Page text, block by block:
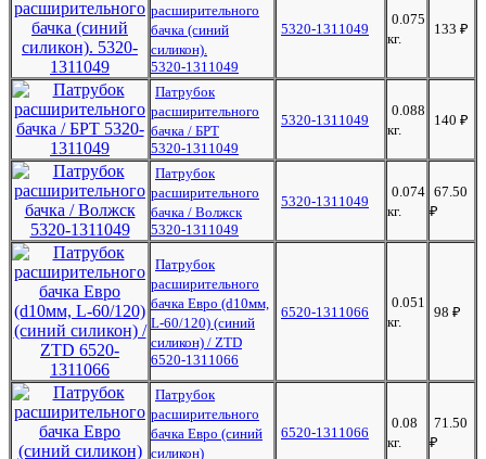
расширительного
бачка (синий
силикон).
5320-1311049
5320-1311049
0.075
кг.
133 ₽
Патрубок
расширительного
бачка / БРТ
5320-1311049
5320-1311049
0.088
кг.
140 ₽
Патрубок
расширительного
бачка / Волжск
5320-1311049
5320-1311049
0.074
кг.
67.50
₽
Патрубок
расширительного
бачка Евро (d10мм,
L-60/120) (синий
силикон) / ZTD
6520-1311066
6520-1311066
0.051
кг.
98 ₽
Патрубок
расширительного
бачка Евро (синий
силикон)
6520-1311066
0.08
кг.
71.50
₽